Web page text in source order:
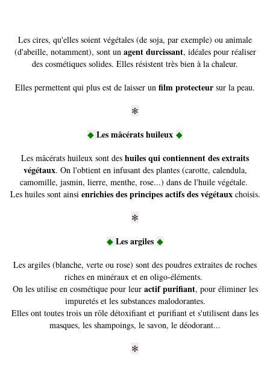
Les cires, qu'elles soient végétales (de soja, par exemple) ou animale
(d'abeille, notamment), sont un agent durcissant, idéales pour réaliser
des cosmétiques solides. Elles résistent très bien à la chaleur.
Elles permettent qui plus est de laisser un film protecteur sur la peau.
✻
◆ Les mâcérats huileux ◆
Les mâcérats huileux sont des huiles qui contiennent des extraits
végétaux. On l'obtient en infusant des plantes (carotte, calendula,
camomille, jasmin, lierre, menthe, rose...) dans de l'huile végétale.
Les huiles sont ainsi enrichies des principes actifs des végétauxchoisis.
✻
◆ Les argiles ◆
Les argiles (blanche, verte ou rose) sont des poudres extraites de roches
riches en minéraux et en oligo-éléments.
On les utilise en cosmétique pour leur actif purifiant, pour éliminer les
impuretés et les substances malodorantes.
Elles ont toutes trois un rôle détoxifiant et purifiant et s'utilisent dans les
masques, les shampoings, le savon, le déodorant...
✻